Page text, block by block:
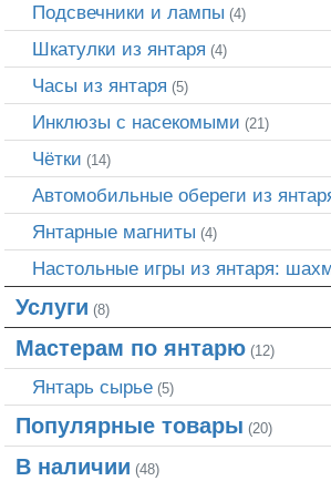
Подсвечники и лампы (4)
Шкатулки из янтаря (4)
Часы из янтаря (5)
Инклюзы с насекомыми (21)
Чётки (14)
Автомобильные обереги из
Янтарные магниты (4)
Настольные игры из янтаря:
Услуги (8)
Мастерам по янтарю (12)
Янтарь сырье (5)
Популярные товары (20)
В наличии (48)